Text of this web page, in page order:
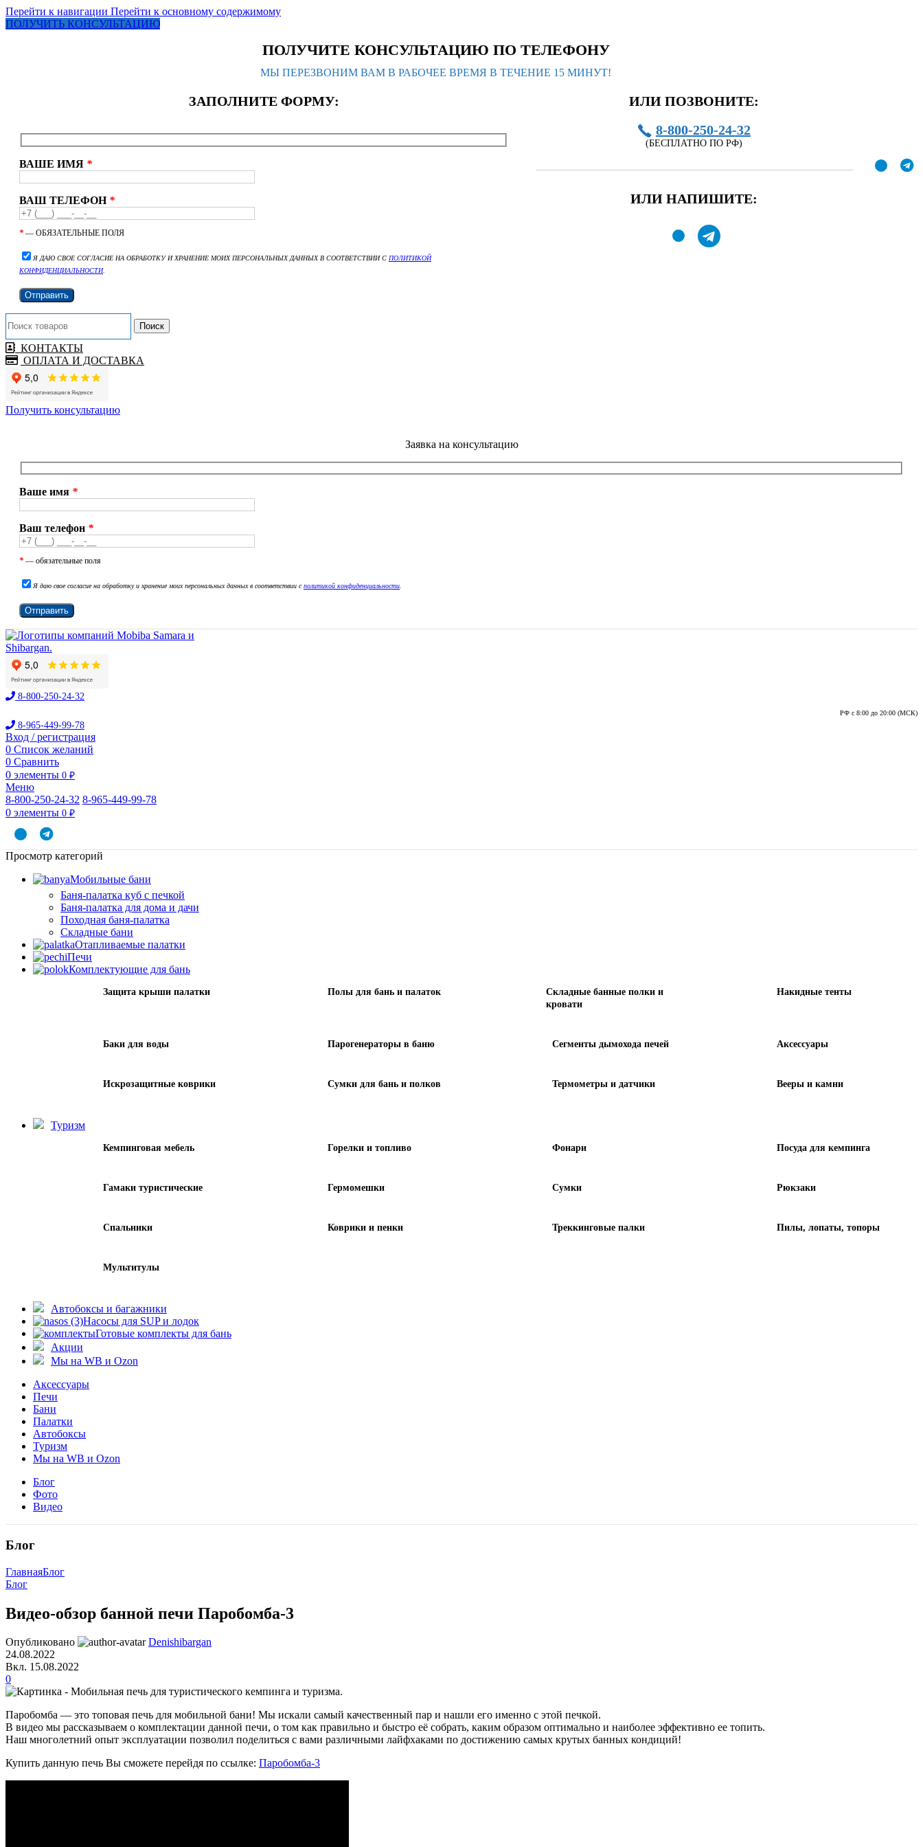
Перейти к навигации Перейти к основному содержимому
ПОЛУЧИТЬ КОНСУЛЬТАЦИЮ
ПОЛУЧИТЕ КОНСУЛЬТАЦИЮ ПО ТЕЛЕФОНУ
МЫ ПЕРЕЗВОНИМ ВАМ В РАБОЧЕЕ ВРЕМЯ В ТЕЧЕНИЕ 15 МИНУТ!
ЗАПОЛНИТЕ ФОРМУ:
ВАШЕ ИМЯ *
ВАШ ТЕЛЕФОН *
* — ОБЯЗАТЕЛЬНЫЕ ПОЛЯ
Я ДАЮ СВОЕ СОГЛАСИЕ НА ОБРАБОТКУ И ХРАНЕНИЕ МОИХ ПЕРСОНАЛЬНЫХ ДАННЫХ В СООТВЕТСТВИИ С ПОЛИТИКОЙ
КОНФИДЕНЦИАЛЬНОСТИ.
ИЛИ ПОЗВОНИТЕ:
8-800-250-24-32
(БЕСПЛАТНО ПО РФ)
ИЛИ НАПИШИТЕ:
Поиск
КОНТАКТЫ
ОПЛАТА И ДОСТАВКА
Получить консультацию
Заявка на консультацию
Ваше имя *
Ваш телефон *
* — обязательные поля
Я даю свое согласие на обработку и хранение моих персональных данных в соответствии сполитикой конфиденциальности
8-800-250-24-32
РФ с 8:00 до 20:00 (МСК)
8-965-449-99-78
Вход / регистрация
0 Список желаний
0 Сравнить
0 элементы 0 ₽
Меню
8-800-250-24-32 8-965-449-99-78
0 элементы 0 ₽
Просмотр категорий
Мобильные бани
Баня-палатка куб с печкой
Баня-палатка для дома и дачи
Походная баня-палатка
Складные бани
Отапливаемые палатки
Печи
Комплектующие для бань
Защита крыши палатки Полы для бань и палаток
Складные банные полки и
кровати
Накидные тенты
Баки для воды Парогенераторы в баню Сегменты дымохода печей Аксессуары
Искрозащитные коврики Сумки для бань и полков Термометры и датчики Вееры и камни
Туризм
Кемпинговая мебель Горелки и топливо Фонари Посуда для кемпинга
Гамаки туристические Гермомешки Сумки Рюкзаки
Спальники Коврики и пенки Треккинговые палки Пилы, лопаты, топоры
Мультитулы
Автобоксы и багажники
Насосы для SUP и лодок
Готовые комплекты для бань
Акции
Мы на WB и Ozon
Аксессуары
Печи
Бани
Палатки
Автобоксы
Туризм
Мы на WB и Ozon
Блог
Фото
Видео
Блог
ГлавнаяБлог
Блог
Видео-обзор банной печи Паробомба-3
Опубликовано
Denishibargan
24.08.2022
Вкл. 15.08.2022
0
Паробомба — это топовая печь для мобильной бани! Мы искали самый качественный пар и нашли его именно с этой печкой.
В видео мы рассказываем о комплектации данной печи, о том как правильно и быстро её собрать, каким образом оптимально и наиболее эффективно ее топить.
Наш многолетний опыт эксплуатации позволил поделиться с вами различными лайфхаками по достижению самых крутых банных кондиций!
Купить данную печь Вы сможете перейдя по ссылке: Паробомба-3